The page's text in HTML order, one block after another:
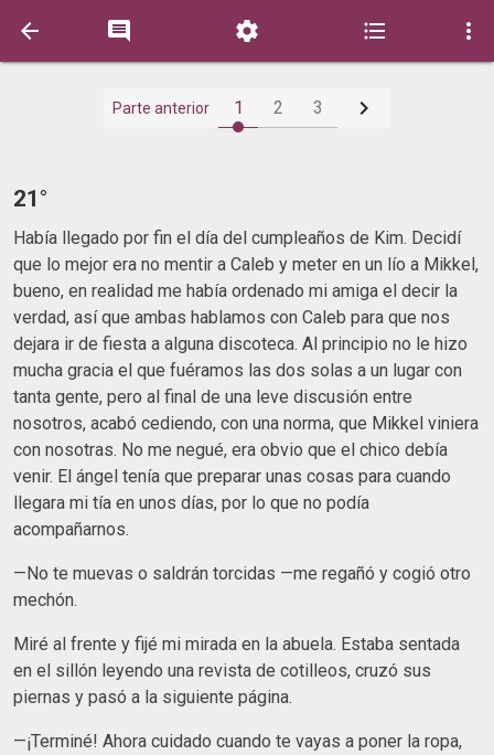
    
Parte anterior 1 2 3 
21°
Había llegado por fin el día del cumpleaños de Kim. Decidí
que lo mejor era no mentir a Caleb y meter en un lío a Mikkel,
bueno, en realidad me había ordenado mi amiga el decir la
verdad, así que ambas hablamos con Caleb para que nos
dejara ir de fiesta a alguna discoteca. Al principio no le hizo
mucha gracia el que fuéramos las dos solas a un lugar con
tanta gente, pero al final de una leve discusión entre
nosotros, acabó cediendo, con una norma, que Mikkel viniera
con nosotras. No me negué, era obvio que el chico debía
venir. El ángel tenía que preparar unas cosas para cuando
llegara mi tía en unos días, por lo que no podía
acompañarnos.
—No te muevas o saldrán torcidas —me regañó y cogió otro
mechón.
Miré al frente y fijé mi mirada en la abuela. Estaba sentada
en el sillón leyendo una revista de cotilleos, cruzó sus
piernas y pasó a la siguiente página.
—¡Terminé! Ahora cuidado cuando te vayas a poner la ropa,